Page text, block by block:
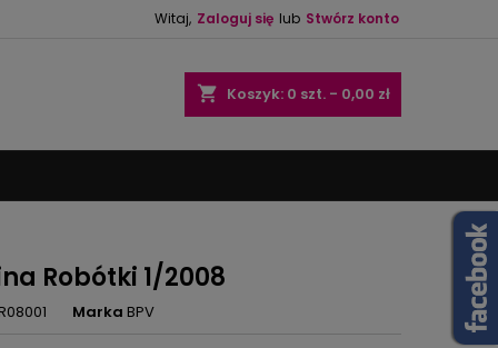
Witaj, Zaloguj się lub Stwórz konto
shopping_cart Koszyk: 0 szt. - 0,00 zł
Robótki 1/2008
Marka BPV